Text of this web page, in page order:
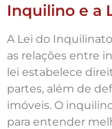
Inquilino e a
A Lei do
as relações entre
lei estabelece
partes, além de
imóveis. O
para entender